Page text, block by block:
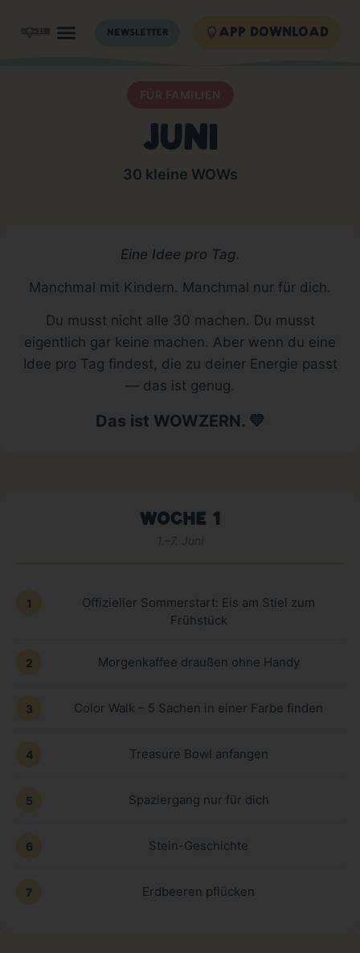
NEWSLETTER APP DOWNLOAD
JUNI
30 kleine WOWs
Eine Idee pro Tag.
Manchmal mit Kindern. Manchmal nur für dich.
Du musst nicht alle 30 machen. Du musst
eigentlich gar keine machen. Aber wenn du eine
Idee pro Tag findest, die zu deiner Energie passt
— das ist genug.
Das ist WOWZERN. 💛
WOCHE 1
1.–7. Juni
1
Offizieller Sommerstart: Eis am Stiel zum
Frühstück
2 Morgenkaffee draußen ohne Handy
3 Color Walk – 5 Sachen in einer Farbe finden
4 Treasure Bowl anfangen
5 Spaziergang nur für dich
6 Stein-Geschichte
7 Erdbeeren pflücken